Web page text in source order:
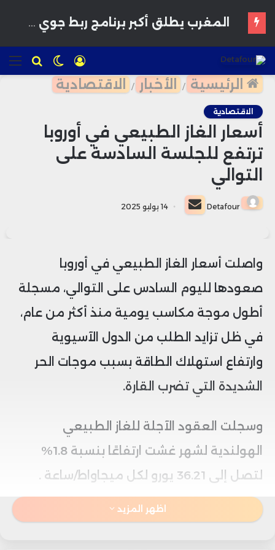
للبحث الوضع
المظلم
تسجيل
الدخول
الرئيسية / الأخبار / الاقتصادية
الاقتصادية
أسعار الغاز الطبيعي في أوروبا
ترتفع للجلسة السادسة على
التوالي
Detafour
أرسل
بريدا
14 يوليو 2025
واصلت أسعار الغاز الطبيعي في أوروبا
صعودها لليوم السادس على التوالي، مسجلة
أطول موجة مكاسب يومية منذ أكثر من عام،
في ظل تزايد الطلب من الدول الآسيوية
وارتفاع استهلاك الطاقة بسبب موجات الحر
الشديدة التي تضرب القارة.
وسجلت العقود الآجلة للغاز الطبيعي
الهولندية لشهر غشت ارتفاعًا بنسبة 1.8%
لتصل إلى 36.21 يورو لكل ميجاواط/ساعة .
ويعزى هذا الارتفاع إلى زيادة مشتريات الغاز
اظهر المزيد